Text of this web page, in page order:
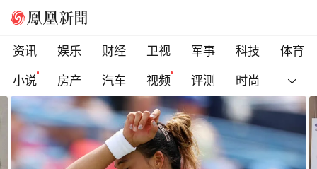
资讯 娱乐 财经 卫视 军事 科技
体育
小说
房产 汽车 视频 评测 时尚